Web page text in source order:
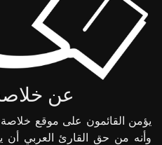
عن
يؤمن القائمون على موقع
وأنه من حق القارئ العربي أن